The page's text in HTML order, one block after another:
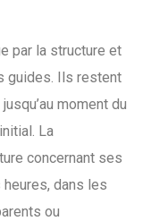
par la structure et
guides. Ils restent
moment du
La
concernant ses
dans les
ou